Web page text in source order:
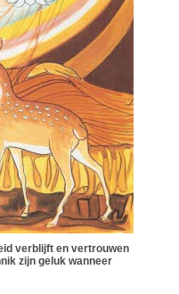
verblijft en vertrouwen
zijn geluk wanneer